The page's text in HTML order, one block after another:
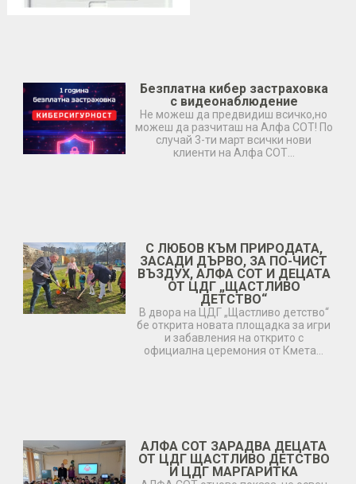
Безплатна кибер застраховка
с видеонаблюдение
Не можеш да предвидиш всичко,но
можеш да разчиташ на Алфа СОТ! По
случай 3-ти март всички нови
клиенти на Алфа СОТ…
С ЛЮБОВ КЪМ ПРИРОДАТА,
ЗАСАДИ ДЪРВО, ЗА ПО-ЧИСТ
ВЪЗДУХ, АЛФА СОТ И ДЕЦАТА
ОТ ЦДГ „ЩАСТЛИВО
ДЕТСТВО“
В двора на ЦДГ „Щастливо детство“
бе открита новата площадка за игри
и забавления на открито с
официална церемония от Кмета…
АЛФА СОТ ЗАРАДВА ДЕЦАТА
ОТ ЦДГ ЩАСТЛИВО ДЕТСТВО
И ЦДГ МАРГАРИТКА